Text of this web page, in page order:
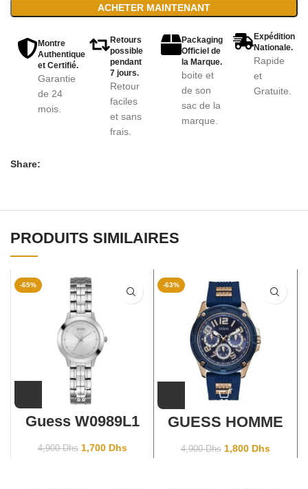
ACHETER MAINTENANT
Montre
Authentique
et Certifié.
Garantie
de 24
mois.
Retours
possible
pendant
7 jours.
Retour
faciles
et sans
frais.
Packaging
Officiel de
la Marque.
boite et
de son
sac de la
marque.
Expédition
Nationale.
Rapide
et
Gratuite.
Share:
PRODUITS SIMILAIRES
-65%
Guess W0989L1
4,900Dhs 1,700 Dhs
-63%
GUESS HOMME
4,900Dhs 1,800 Dhs